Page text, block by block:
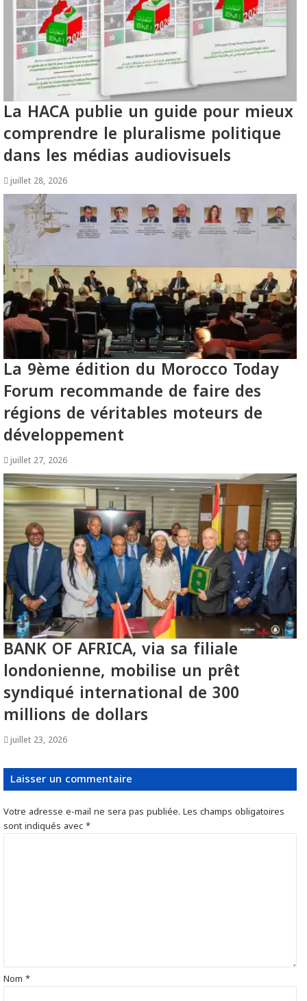
La HACA publie un guide pour mieux
comprendre le pluralisme politique
dans les médias audiovisuels
juillet 28, 2026
La 9ème édition du Morocco Today
Forum recommande de faire des
régions de véritables moteurs de
développement
juillet 27, 2026
BANK OF AFRICA, via sa filiale
londonienne, mobilise un prêt
syndiqué international de 300
millions de dollars
juillet 23, 2026
Laisser un commentaire
Votre adresse e-mail ne sera pas publiée. Les champs obligatoires
sont indiqués avec*
r
e
Nom *